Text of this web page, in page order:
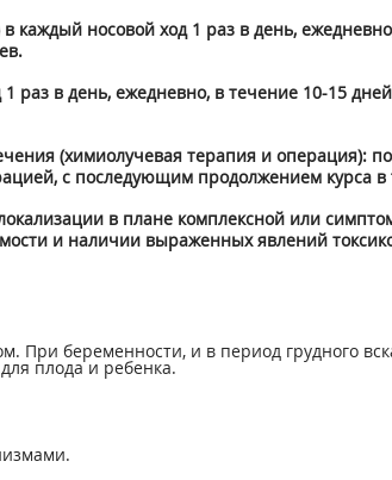
каждый носовой ход 1 раз в день,
раз в день, ежедневно, в течение 10-15
(химиолучевая терапия и операция):
с последующим продолжением курса в
в плане комплексной или
и наличии выраженных явлений
При беременности, и в период грудного
плода и ребенка.